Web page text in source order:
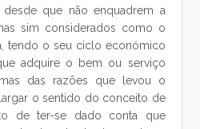
que não enquadrem a
sim considerados como o
tendo o seu ciclo económico
adquire o bem ou serviço
das razões que levou o
o sentido do conceito de
de ter-se dado conta que